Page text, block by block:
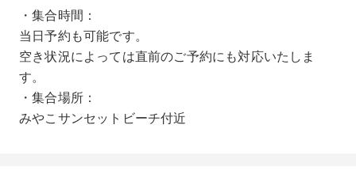
・集合時間：
当日予約も可能です。
空き状況によっては直前のご予約にも対応いたしま
す。
・集合場所：
みやこサンセットビーチ付近